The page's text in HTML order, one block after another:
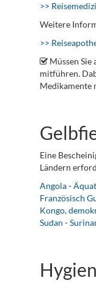
>>
Weitere
>>
Müssen Sie
mitführen.
Medikamente
Eine
Ländern
Angola-
Französisch
Kongo,
Sudan -